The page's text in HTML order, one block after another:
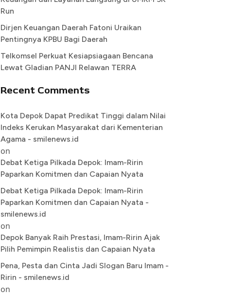
Run
Dirjen Keuangan Daerah Fatoni Uraikan
Pentingnya KPBU Bagi Daerah
Telkomsel Perkuat Kesiapsiagaan Bencana
Lewat Gladian PANJI Relawan TERRA
Recent Comments
Kota Depok Dapat Predikat Tinggi dalam Nilai
Indeks Kerukan Masyarakat dari Kementerian
Agama - smilenews.id
on
Debat Ketiga Pilkada Depok: Imam-Ririn
Paparkan Komitmen dan Capaian Nyata
Debat Ketiga Pilkada Depok: Imam-Ririn
Paparkan Komitmen dan Capaian Nyata -
smilenews.id
on
Depok Banyak Raih Prestasi, Imam-Ririn Ajak
Pilih Pemimpin Realistis dan Capaian Nyata
Pena, Pesta dan Cinta Jadi Slogan Baru Imam -
Ririn - smilenews.id
on